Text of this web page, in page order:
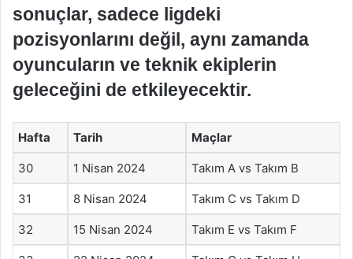
sonuçlar, sadece ligdeki
pozisyonlarını değil, aynı zamanda
oyuncuların ve teknik ekiplerin
geleceğini de etkileyecektir.
Hafta Tarih Maçlar
30 1 Nisan 2024 Takım A vs Takım B
31 8 Nisan 2024 Takım C vs Takım D
32 15 Nisan 2024 Takım E vs Takım F